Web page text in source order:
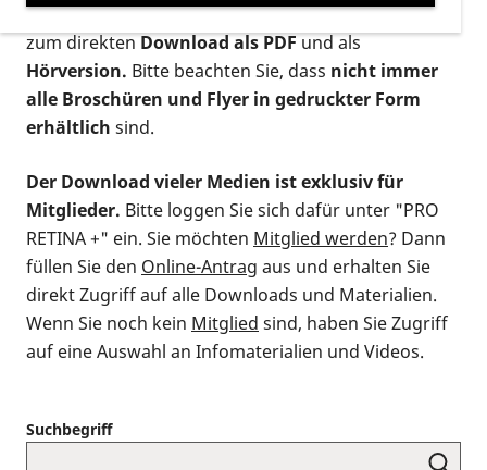
postalischen Bestellung als gedruckte Variante
zum direktenDownload als PDFund als
Hörversion. Bitte beachten Sie, dass nicht immer
alle Broschüren und Flyer in gedruckter Form
erhältlich sind.
Der Download vieler Medien ist exklusiv für
Mitglieder. Bitte loggen Sie sich dafür unter "PRO
RETINA +" ein. Sie möchten Mitglied werden? Dann
füllen Sie den Online-Antrag aus und erhalten Sie
direkt Zugriff auf alle Downloads und Materialien.
Wenn Sie noch kein Mitglied sind, haben Sie Zugriff
auf eine Auswahl an Infomaterialien und Videos.
Suchbegriff